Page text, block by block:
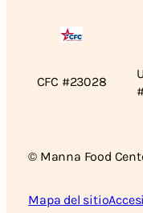
CFC #23028
© Manna Food
Mapa del sitio